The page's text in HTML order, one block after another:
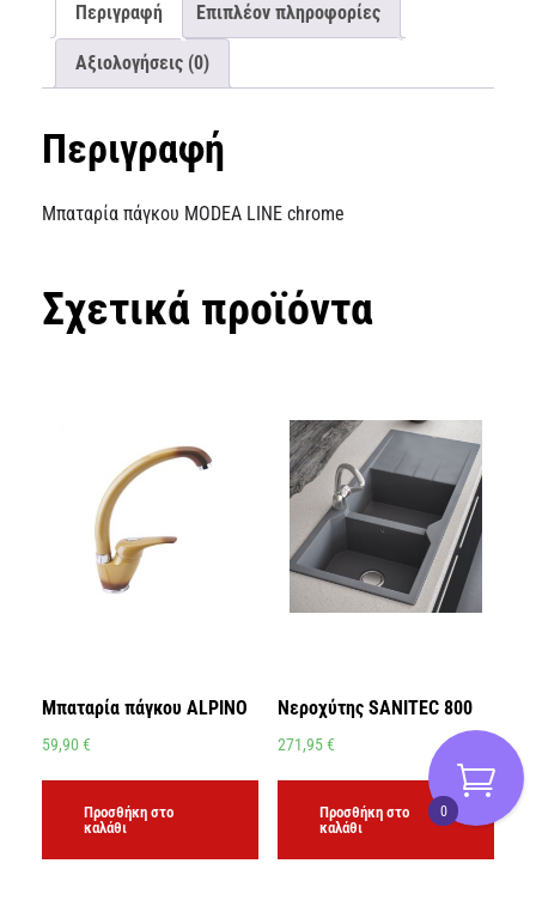
Περιγραφή Επιπλέον πληροφορίες
Αξιολογήσεις (0)
Περιγραφή
Μπαταρία πάγκου MODEA LINE chrome
Σχετικά προϊόντα
Μπαταρία πάγκου ALPINO
59,90 €
Προσθήκη στο
καλάθι
Νεροχύτης SANITEC 800
271,95€
Προσθήκη στο
καλάθι
0